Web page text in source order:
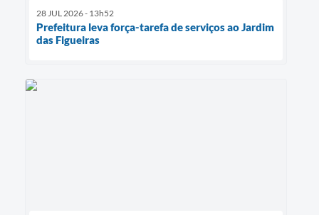
28 JUL 2026 - 13h52
Prefeitura leva força-tarefa de serviços ao Jardim
das Figueiras